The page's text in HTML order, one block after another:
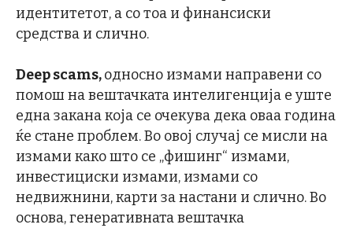
идентитетот, а со тоа и финансиски
средства и слично.
Deep scams,односно измами направени со
помош на вештачката интелигенција е уште
една закана која се очекува дека оваа година
ќе стане проблем. Во овој случај се мисли на
измами како што се „фишинг“ измами,
инвестициски измами, измами со
недвижнини, карти за настани и слично. Во
основа, генеративната вештачка